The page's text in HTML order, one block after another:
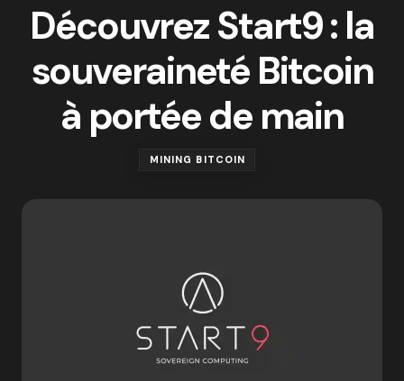
Découvrez Start9 : la
souveraineté Bitcoin
à portée de main
MINING BITCOIN